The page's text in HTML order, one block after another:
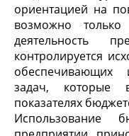
ориентацией на
возможно
деятельность
контролируется
обеспечивающих
задач, которые
показателях
Использование